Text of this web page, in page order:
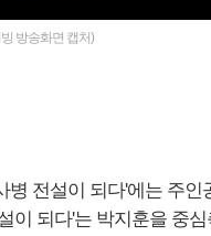
방송화면 캡처)
병 전설이 되다'에는 주
이 되다'는 박지훈을 중